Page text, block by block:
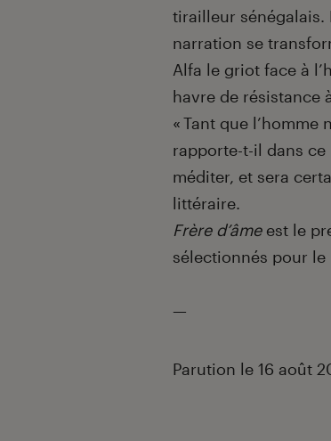
tirailleur sénégalais.
narration se
Alfa le griot face à
havre de résistance
« Tant que l’homme
rapporte-t-il dans ce
méditer, et sera
littéraire.
Frère d’âmeest le
sélectionnés pour le
—
Parution le 16 août